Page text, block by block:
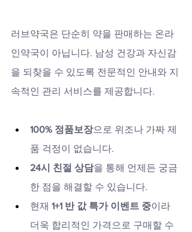
러브약국은 단순히 약을 판매하는 온라
인약국이 아닙니다. 남성 건강과 자신감
을 되찾을 수 있도록 전문적인 안내와 지
속적인 관리 서비스를 제공합니다.
100% 정품보장으로 위조나 가짜 제
품 걱정이 없습니다.
24시 친절 상담을 통해 언제든 궁금
한 점을 해결할 수 있습니다.
현재 1+1 반 값 특가 이벤트 중이라
더욱 합리적인 가격으로 구매할 수